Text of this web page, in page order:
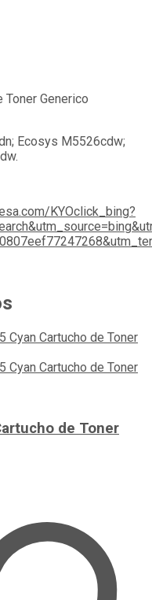
Toner Generico
Ecosys M5526cdw;
KYOclick_bing?
de Toner